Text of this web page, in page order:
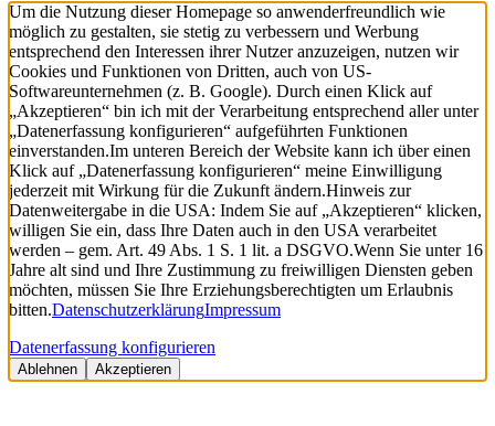
Um die Nutzung dieser Homepage so anwenderfreundlich wie
möglich zu gestalten, sie stetig zu verbessern und Werbung
entsprechend den Interessen ihrer Nutzer anzuzeigen, nutzen wir
Cookies und Funktionen von Dritten, auch von US-
Softwareunternehmen (z. B. Google). Durch einen Klick auf
„Akzeptieren“ bin ich mit der Verarbeitung entsprechend aller unter
„Datenerfassung konfigurieren“ aufgeführten Funktionen
einverstanden.Im unteren Bereich der Website kann ich über einen
Klick auf „Datenerfassung konfigurieren“ meine Einwilligung
jederzeit mit Wirkung für die Zukunft ändern.Hinweis zur
Datenweitergabe in die USA: Indem Sie auf „Akzeptieren“ klicken,
willigen Sie ein, dass Ihre Daten auch in den USA verarbeitet
werden – gem. Art. 49 Abs. 1 S. 1 lit. a DSGVO.Wenn Sie unter 16
Jahre alt sind und Ihre Zustimmung zu freiwilligen Diensten geben
möchten, müssen Sie Ihre Erziehungsberechtigten um Erlaubnis
bitten.DatenschutzerklärungImpressum
Datenerfassung konfigurieren
Ablehnen Akzeptieren